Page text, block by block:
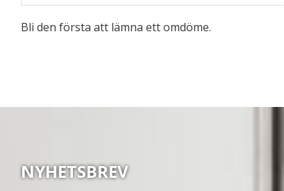
Bli den första att lämna ett omdöme.
NYHETSBREV